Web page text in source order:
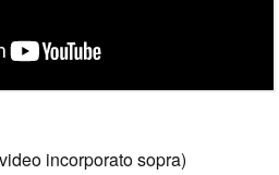
incorporato sopra)